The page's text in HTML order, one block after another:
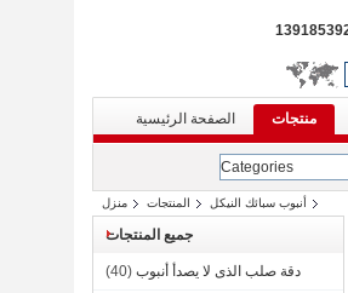
الصفحة الرئيسية منتجات
Categories
منزل المنتجات أنبوب سبائك النيكل
جميع المنتجات
دقة صلب الذى لا يصدأ أنبوب (40)